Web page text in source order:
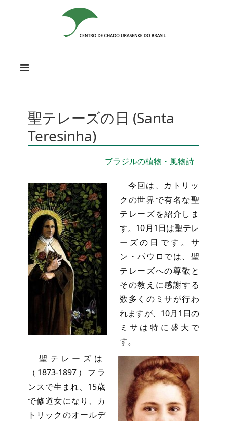
聖テレーズの日 (Santa
Teresinha)
ブラジルの植物・風物詩
今回は、カトリッ
クの世界で有名な聖
テレーズを紹介しま
す。10月1日は聖テレ
ーズの日です。サ
ン・パウロでは、聖
テレーズへの尊敬と
その教えに感謝する
数多くのミサが行わ
れますが、10月1日の
ミサは特に盛大で
す。
聖テレーズは
（1873-1897）フラ
ンスで生まれ、15歳
で修道女になり、カ
トリックのオールデ